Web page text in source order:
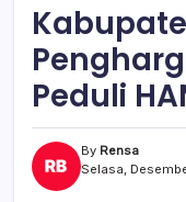
Peduli
By Rensa
Selasa,